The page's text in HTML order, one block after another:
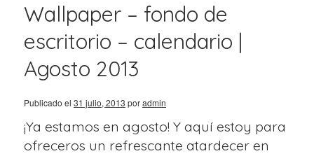
Wallpaper – fondo de
escritorio – calendario |
Agosto 2013
Publicado el 31 julio, 2013 poradmin
¡Ya estamos en agosto! Y aquí estoy para
ofreceros un refrescante atardecer en